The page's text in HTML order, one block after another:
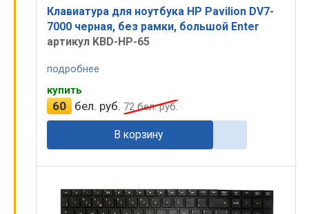
Клавиатура для ноутбука HP Pavilion DV7-
7000 черная, без рамки, большой Enter
артикул KBD-HP-65
подробнее
купить
60 бел. руб. 72бел. руб.
В корзину